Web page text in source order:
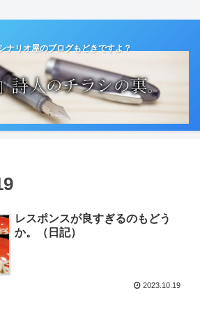
ナリオ屋のブログもどきですよ？
レスポンスが良すぎるのもどう
か。（日記）
2023.10.19